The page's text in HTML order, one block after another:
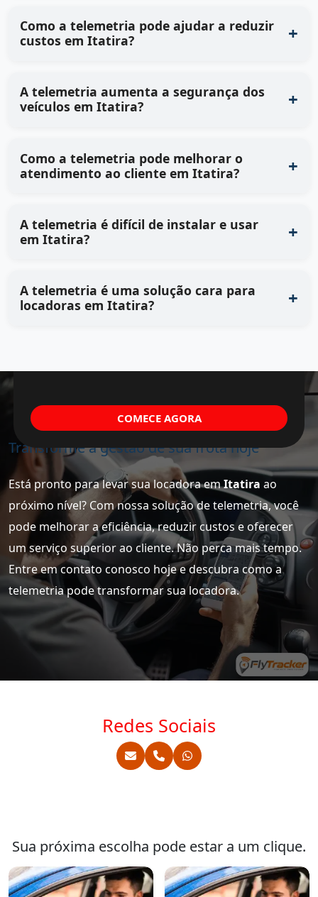
Como a telemetria pode ajudar a reduzir
custos em Itatira?
A telemetria aumenta a segurança dos
veículos em Itatira?
Como a telemetria pode melhorar o
atendimento ao cliente em Itatira?
A telemetria é difícil de instalar e usar
em Itatira?
A telemetria é uma solução cara para
locadoras em Itatira?
Transforme a gestão de sua frota hoje
Está pronto para levar sua locadora emItatira ao
próximo nível? Com nossa solução de telemetria, você
pode melhorar a eficiência, reduzir custos e oferecer
um serviço superior ao cliente. Não perca mais tempo.
Entre em contato conosco hoje e descubra como a
telemetria pode transformar sua locadora.
COMECE AGORA
Redes Sociais
Sua próxima escolha pode estar a um clique.